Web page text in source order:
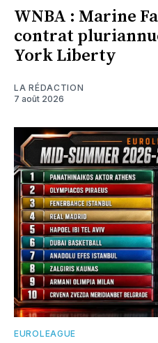
WNBA : Marine
contrat
York Liberty
LA RÉDACTION
7 août 2026
EUROLEAGUE